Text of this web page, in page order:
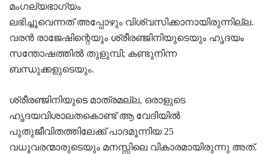
മംഗല്യഭാഗ്യം
ലഭിച്ചൂവെന്നത് അപ്പോഴും വിശ്വസിക്കാനായിരുന്നില്ല.
വരന്‍ രാജേഷിന്റെയും ശ്രീരഞ്ജിനിയുടെയും ഹൃദയം
സന്തോഷത്തില്‍ തുളുമ്പി; കണ്ടുനിന്ന
ബന്ധുക്കളുടെയും.
ശ്രീരഞ്ജിനിയുടെ മാത്രമല്ല, ഒരാളുടെ
ഹൃദയവിശാലതകൊണ്ട് ആ വേദിയില്‍
പുതുജീവിതത്തിലേക്ക് പാദമൂന്നിയ 25
വധൂവരന്മാരുടെയും മനസ്സിലെ വികാരമായിരുന്നു അത്.